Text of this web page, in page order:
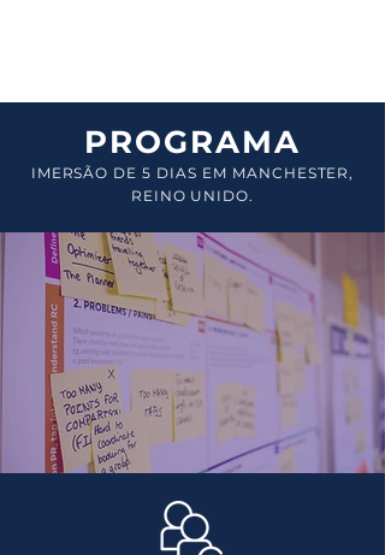
PROGRAMA
IMERSÃO DE 5 DIAS EM MANCHESTER,
REINO UNIDO.